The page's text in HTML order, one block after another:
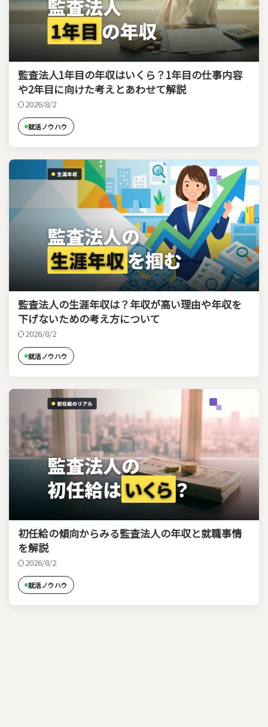
監査法人1年目の年収はいくら？1年目の仕事内容
や2年目に向けた考えとあわせて解説
2026/8/2
就活ノウハウ
監査法人の生涯年収は？年収が高い理由や年収を
下げないための考え方について
2026/8/2
就活ノウハウ
初任給の傾向からみる監査法人の年収と就職事情
を解説
2026/8/2
就活ノウハウ